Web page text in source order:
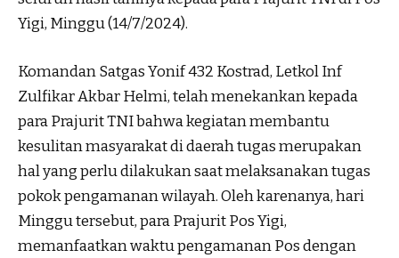
Yigi, Minggu (14/7/2024).
Komandan Satgas Yonif 432 Kostrad, Letkol Inf
Zulfikar Akbar Helmi, telah menekankan kepada
para Prajurit TNI bahwa kegiatan membantu
kesulitan masyarakat di daerah tugas merupakan
hal yang perlu dilakukan saat melaksanakan tugas
pokok pengamanan wilayah. Oleh karenanya, hari
Minggu tersebut, para Prajurit Pos Yigi,
memanfaatkan waktu pengamanan Pos dengan